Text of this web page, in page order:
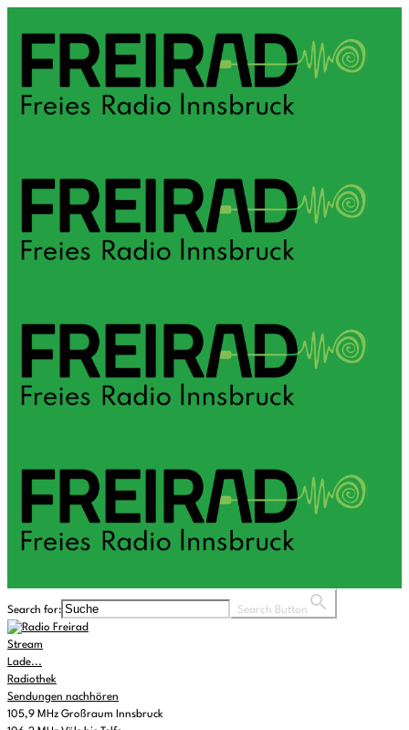
Search for: Search Button
Stream
Lade...
Radiothek
Sendungen nachhören
105,9 MHz Großraum Innsbruck